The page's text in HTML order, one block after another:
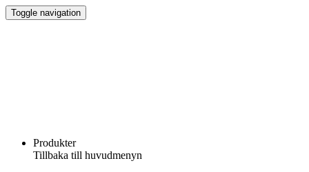
Toggle navigation
Produkter
Tillbaka till huvudmenyn